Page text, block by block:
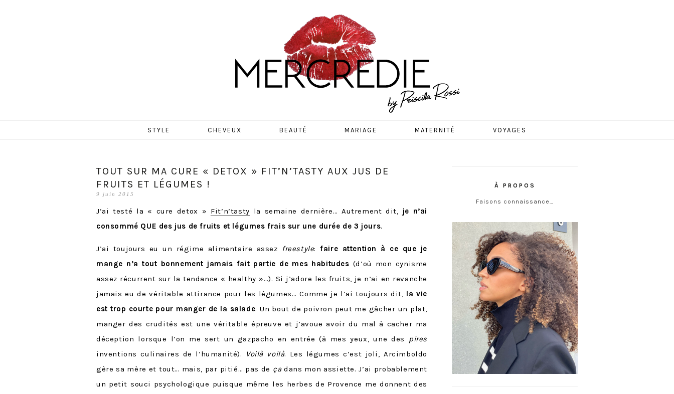
MERCREDIE
STYLE CHEVEUX BEAUTÉ MARIAGE MATERNITÉ VOYAGES
TOUT SUR MA CURE « DETOX » FIT’N’TASTY AUX JUS DE
FRUITS ET LÉGUMES !
9 juin 2015
J’ai testé la « cure detox » Fit’n’tasty la semaine dernière… Autrement dit, je n’ai
consommé QUE des jus de fruits et légumes frais sur une durée de 3 jours.
J’ai toujours eu un régime alimentaire assez freestyle: faire attention à ce que je
mange n’a tout bonnement jamais fait partie de mes habitudes (d’où mon cynisme
assez récurrent sur la tendance « healthy »…). Si j’adore les fruits, je n’ai en revanche
jamais eu de véritable attirance pour les légumes… Comme je l’ai toujours dit, la vie
est trop courte pour manger de la salade. Un bout de poivron peut me gâcher un plat,
manger des crudités est une véritable épreuve et j’avoue avoir du mal à cacher ma
déception lorsque l’on me sert un gazpacho en entrée (à mes yeux, une des pires
inventions culinaires de l’humanité).
Voilà voilà. Les légumes c’est joli, Arcimboldo
gère sa mère et tout… mais, par pitié… pas de çadans mon assiette. J’ai probablement
un petit souci psychologique puisque même les herbes de Provence me donnent des
À PROPOS
Faisons connaissance…